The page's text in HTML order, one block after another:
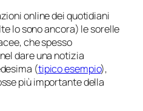
online dei quotidiani
lo sono ancora) le sorelle
che spesso
dare una notizia
(tipico esempio),
più importante della